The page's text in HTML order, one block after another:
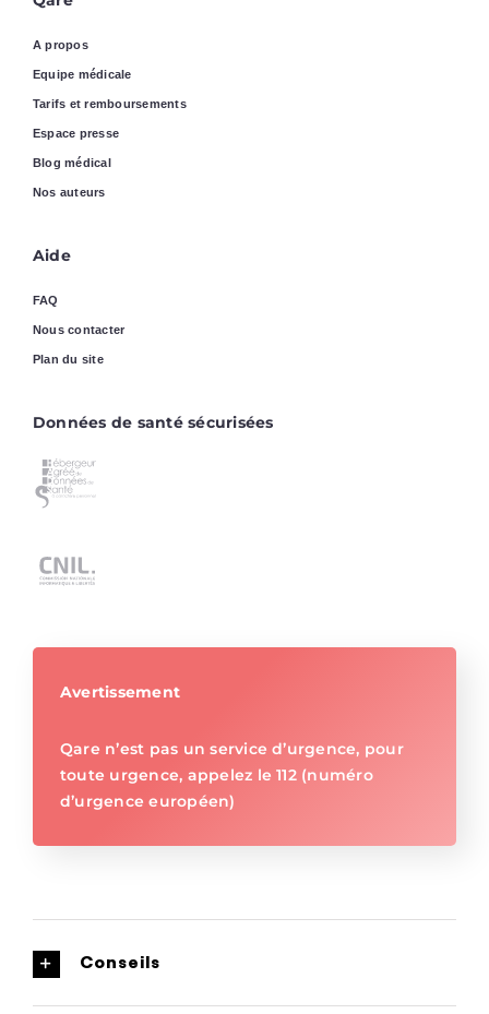
A propos
Equipe médicale
Tarifs et remboursements
Espace presse
Blog médical
Nos auteurs
Aide
FAQ
Nous contacter
Plan du site
Données de santé sécurisées
Avertissement
Qare n’est pas un service d’urgence, pour
toute urgence, appelez le 112 (numéro
d’urgence européen)
Conseils